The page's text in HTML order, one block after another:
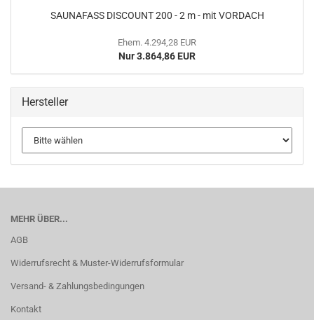
SAUNAFASS DISCOUNT 200 - 2 m - mit VORDACH
Ehem. 4.294,28 EUR
Nur 3.864,86 EUR
Hersteller
MEHR ÜBER...
AGB
Widerrufsrecht & Muster-Widerrufsformular
Versand- & Zahlungsbedingungen
Kontakt